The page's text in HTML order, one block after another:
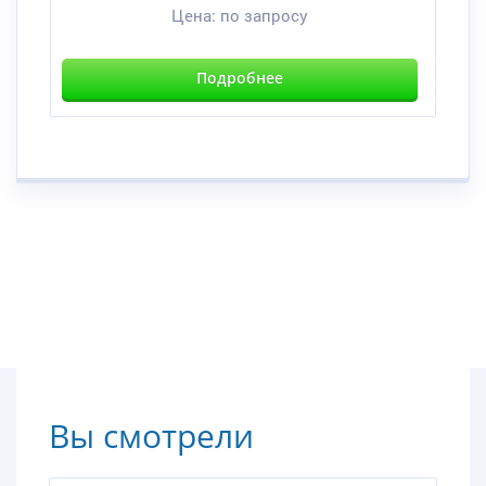
Цена: по запросу
Подробнее
Вы смотрели